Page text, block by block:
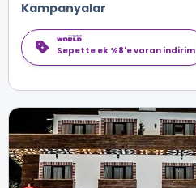
Kampanyalar
Sepette ek %8'e varan indirim